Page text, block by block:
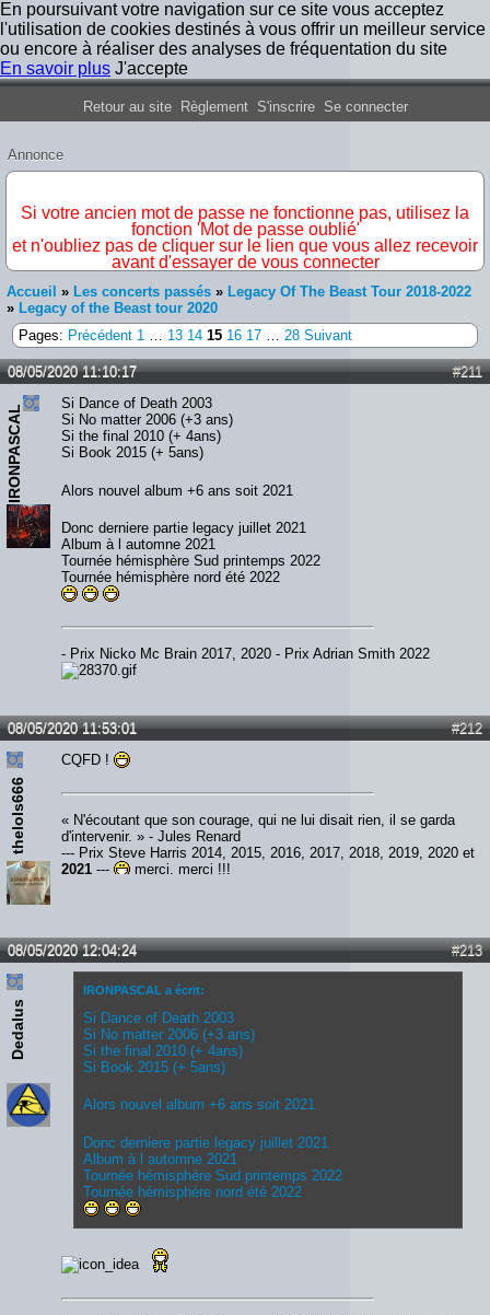
En poursuivant votre navigation sur ce site vous acceptez
l'utilisation de cookies destinés à vous offrir un meilleur service
ou encore à réaliser des analyses de fréquentation du site
En savoir plus J'accepte
Forum Iron Maiden France
Retour au site Règlement S'inscrire Se connecter
Annonce
Si votre ancien mot de passe ne fonctionne pas, utilisez la
fonction 'Mot de passe oublié'
et n'oubliez pas de cliquer sur le lien que vous allez recevoir
avant d'essayer de vous connecter
Accueil » Les concerts passés » Legacy Of The Beast Tour 2018-2022
» Legacy of the Beast tour 2020
Pages: Précédent 1 … 13 14 15 16 17 … 28 Suivant
#211
08/05/2020 11:10:17
IRONPASCAL
Si Dance of Death 2003
Si No matter 2006 (+3 ans)
Si the final 2010 (+ 4ans)
Si Book 2015 (+ 5ans)
Alors nouvel album +6 ans soit 2021
Donc derniere partie legacy juillet 2021
Album à l automne 2021
Tournée hémisphère Sud printemps 2022
Tournée hémisphère nord été 2022
- Prix Nicko Mc Brain 2017, 2020 - Prix Adrian Smith 2022
#212
08/05/2020 11:53:01
thelols666
CQFD !
« N'écoutant que son courage, qui ne lui disait rien, il se garda
d'intervenir. » - Jules Renard
--- Prix Steve Harris 2014, 2015, 2016, 2017, 2018, 2019, 2020 et
2021 --- merci, merci !!!
#213
08/05/2020 12:04:24
Dedalus
IRONPASCAL a écrit:
Si Dance of Death 2003
Si No matter 2006 (+3 ans)
Si the final 2010 (+ 4ans)
Si Book 2015 (+ 5ans)
Alors nouvel album +6 ans soit 2021
Donc derniere partie legacy juillet 2021
Album à l automne 2021
Tournée hémisphère Sud printemps 2022
Tournée hémisphère nord été 2022